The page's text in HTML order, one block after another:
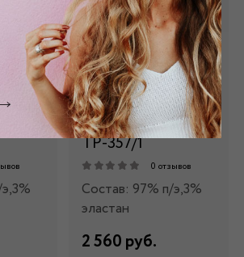
Трикотаж черный
с
голографическим
напылением
ТР-357/1
0 отзывов
Состав: 97% п/э,3%
эластан
2 560 руб.